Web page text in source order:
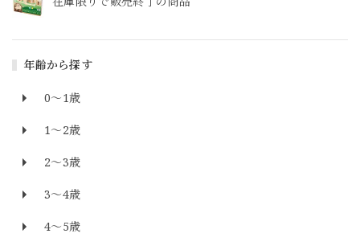
年齢から探す
0～1歳
1～2歳
2～3歳
3～4歳
4～5歳